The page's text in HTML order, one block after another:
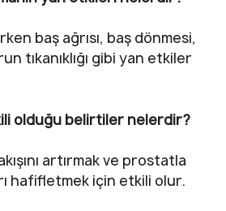
baş ağrısı, baş dönmesi,
tıkanıklığı gibi yan etkiler
olduğu belirtiler nelerdir?
artırmak ve prostatla
hafifletmek için etkili olur.